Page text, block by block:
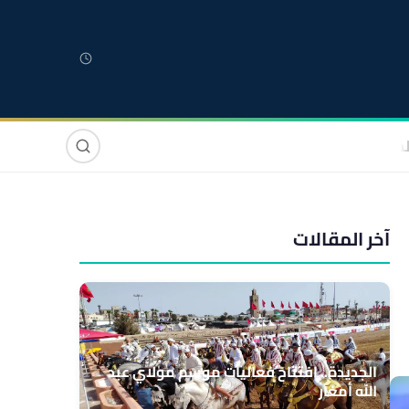
صوت وصورة
آخر المقالات
الجديدة.. افتتاح فعاليات موسم مولاي عبد
الله أمغار